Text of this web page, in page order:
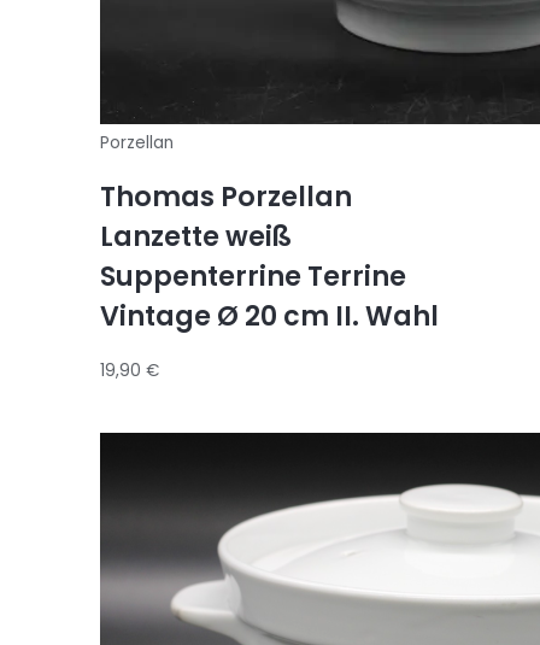
Porzellan
Thomas Porzellan
Lanzette weiß
Suppenterrine Terrine
Vintage Ø 20 cm II. Wahl
19,90 €